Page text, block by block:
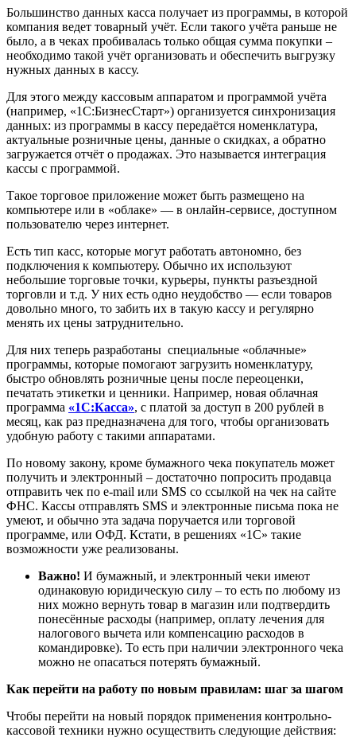
Большинство данных касса получает из программы, в которой
компания ведет товарный учёт. Если такого учёта раньше не
было, а в чеках пробивалась только общая сумма покупки –
необходимо такой учёт организовать и обеспечить выгрузку
нужных данных в кассу.
Для этого между кассовым аппаратом и программой учёта
(например, «1С:БизнесСтарт») организуется синхронизация
данных: из программы в кассу передаётся номенклатура,
актуальные розничные цены, данные о скидках, а обратно
загружается отчёт о продажах. Это называется интеграция
кассы с программой.
Такое торговое приложение может быть размещено на
компьютере или в «облаке» — в онлайн-сервисе, доступном
пользователю через интернет.
Есть тип касс, которые могут работать автономно, без
подключения к компьютеру. Обычно их используют
небольшие торговые точки, курьеры, пункты разъездной
торговли и т.д. У них есть одно неудобство — если товаров
довольно много, то забить их в такую кассу и регулярно
менять их цены затруднительно.
Для них теперь разработаны специальные «облачные»
программы, которые помогают загрузить номенклатуру,
быстро обновлять розничные цены после переоценки,
печатать этикетки и ценники. Например, новая облачная
программа «1С:Касса», с платой за доступ в 200 рублей в
месяц, как раз предназначена для того, чтобы организовать
удобную работу с такими аппаратами.
По новому закону, кроме бумажного чека покупатель может
получить и электронный – достаточно попросить продавца
отправить чек по e-mail или SMS со ссылкой на чек на сайте
ФНС. Кассы отправлять SMS и электронные письма пока не
умеют, и обычно эта задача поручается или торговой
программе, или ОФД. Кстати, в решениях «1С» такие
возможности уже реализованы.
Важно! И бумажный, и электронный чеки имеют
одинаковую юридическую силу – то есть по любому из
них можно вернуть товар в магазин или подтвердить
понесённые расходы (например, оплату лечения для
налогового вычета или компенсацию расходов в
командировке). То есть при наличии электронного чека
можно не опасаться потерять бумажный.
Как перейти на работу по новым правилам: шаг за шагом
Чтобы перейти на новый порядок применения контрольно-
кассовой техники нужно осуществить следующие действия: